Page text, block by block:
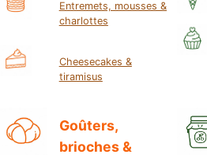
Entremets, mousses &
charlottes
Cheesecakes &
tiramisus
Goûters,
brioches &